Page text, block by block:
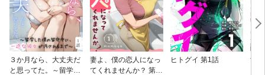
３か月なら、大丈夫だ
と思ってた。～留学し
妻よ、僕の恋人になっ
てくれませんか？ 第1
ヒトグイ 第1話
世